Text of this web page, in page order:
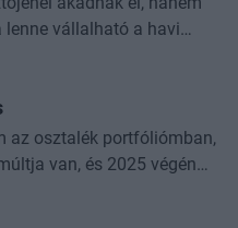
lenne vállalható a havi
az osztalék portfóliómban,
van, és 2025 végén